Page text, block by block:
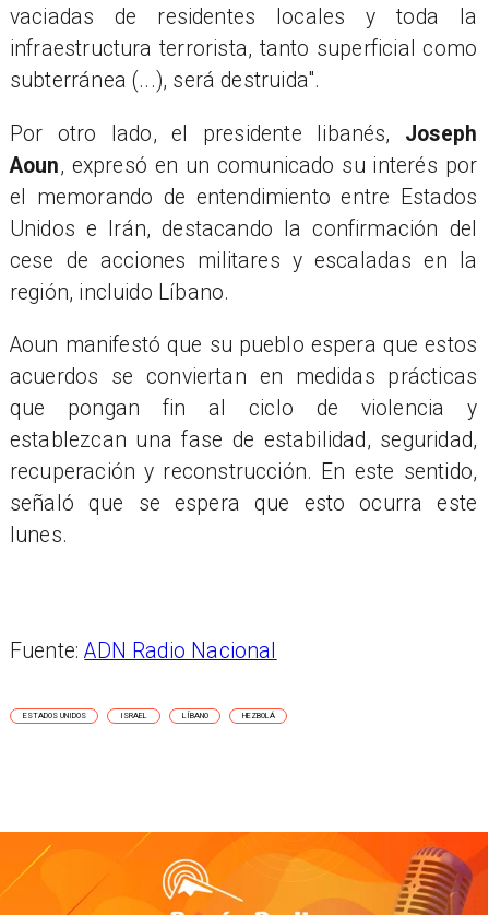
vaciadas de residentes locales y toda la
infraestructura terrorista, tanto superficial como
subterránea (...), será destruida".
Por otro lado, el presidente libanés, Joseph
Aoun, expresó en un comunicado su interés por
el memorando de entendimiento entre Estados
Unidos e Irán, destacando la confirmación del
cese de acciones militares y escaladas en la
región, incluido Líbano.
Aoun manifestó que su pueblo espera que estos
acuerdos se conviertan en medidas prácticas
que pongan fin al ciclo de violencia y
establezcan una fase de estabilidad, seguridad,
recuperación y reconstrucción. En este sentido,
señaló que se espera que esto ocurra este
lunes.
Fuente:ADN Radio Nacional
ESTADOS UNIDOS ISRAEL LÍBANO HEZBOLÁ